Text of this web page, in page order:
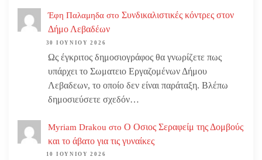
Έφη Παλαμηδα στο Συνδικαλιστικές κόντρες στον
Δήμο Λεβαδέων
30 ΙΟΥΝΊΟΥ 2026
Ως έγκριτος δημοσιογράφος θα γνωρίζετε πως
υπάρχει το Σωματειο Εργαζομένων Δήμου
Λεβαδεων, το οποίο δεν είναι παράταξη. Βλέπω
δημοσιεύσετε σχεδόν…
Myriam Drakou στο Ο Οσιος Σεραφείμ της Δομβούς
και το άβατο για τις γυναίκες
10 ΙΟΥΝΊΟΥ 2026